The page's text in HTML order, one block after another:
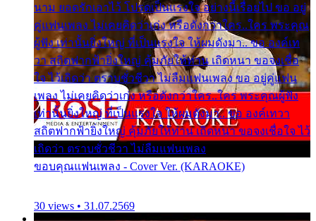
นาม ยอดรักเอาไว้ โปรดเป็นแรงใจ อย่างนี้เรื่อยไป ขอ อยู่
คู่แฟนเพลง ไม่เคยคิดว่าเก่ง หรือดังกว่าใคร..ใคร พระคุณ
ผู้ฟัง เท่านั้นยิ่งใหญ่ ที่เป็นแรงใจ ให้ผมดังมา.. ขอ องค์เท
วา สถิตฟากฟ้ายิ่งใหญ่ คุ้มภัยให้ท่าน เถิดหนา ขอจงเชื่อ
ใจ ไว้เถิดว่า ตราบชั่วชีวา ไม่ลืมแฟนเพลง ขอ อยู่คู่แฟน
เพลง ไม่เคยคิดว่าเก่ง หรือดังกว่าใคร..ใคร พระคุณผู้ฟัง
เท่านั้นยิ่งใหญ่ ที่เป็นแรงใจ ให้ผมดังมา.. ขอ องค์เทวา
สถิตฟากฟ้ายิ่งใหญ่ คุ้มภัยให้ท่าน เถิดหนา ขอจงเชื่อใจ ไว้
เถิดว่า ตราบชั่วชีวา ไม่ลืมแฟนเพลง
ขอบคุณแฟนเพลง - Cover Ver. (KARAOKE)
30 views • 31.07.2569